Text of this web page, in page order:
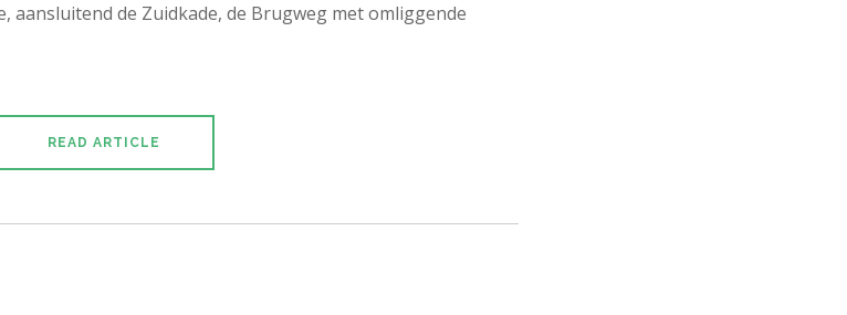
aansluitend de Zuidkade, de Brugweg met omliggende
READ ARTICLE